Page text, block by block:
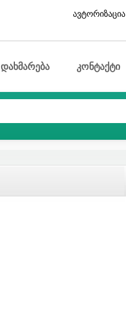
ავტორიზაცია
დახმარება კონტაქტი